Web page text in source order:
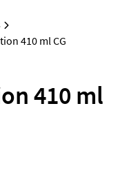
410 ml CG
410 ml